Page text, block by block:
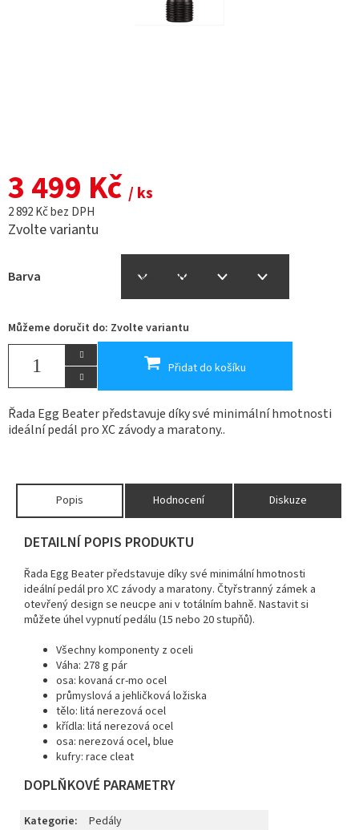
3 499 Kč / ks
2 892 Kč bez DPH
Zvolte variantu
Barva
Můžeme doručit do: Zvolte variantu
Přidat do košíku
Řada Egg Beater představuje díky své minimální hmotnosti
ideální pedál pro XC závody a maratony..
Popis Hodnocení Diskuze
DETAILNÍ POPIS PRODUKTU
Řada Egg Beater představuje díky své minimální hmotnosti
ideální pedál pro XC závody a maratony. Čtyřstranný zámek a
otevřený design se neucpe ani v totálním bahně. Nastavit si
můžete úhel vypnutí pedálu (15 nebo 20 stupňů).
Všechny komponenty z oceli
Váha: 278 g pár
osa: kovaná cr-mo ocel
průmyslová a jehličková ložiska
tělo: litá nerezová ocel
křídla: litá nerezová ocel
osa: nerezová ocel, blue
kufry: race cleat
DOPLŇKOVÉ PARAMETRY
Kategorie:
Pedály